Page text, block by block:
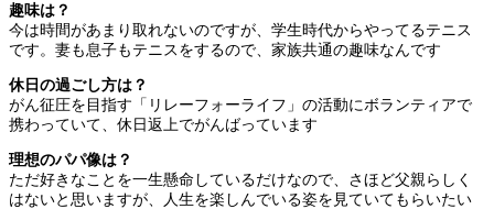
趣味は？
今は時間があまり取れないのですが、学生時代からやってるテニス
です。妻も息子もテニスをするので、家族共通の趣味なんです
休日の過ごし方は？
がん征圧を目指す「リレーフォーライフ」の活動にボランティアで
携わっていて、休日返上でがんばっています
理想のパパ像は？
ただ好きなことを一生懸命しているだけなので、さほど父親らしく
はないと思いますが、人生を楽しんでいる姿を見ていてもらいたい